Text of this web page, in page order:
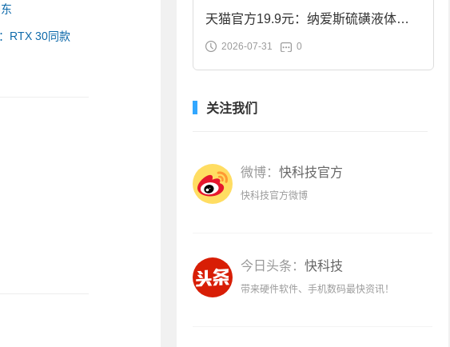
RTX 30同款
天猫官方19.9元：纳爱斯硫磺液体香
皂2斤大促
2026-07-31 0
关注我们
微博： 快科技官方
快科技官方微博
今日头条： 快科技
带来硬件软件、手机数码最快资讯！